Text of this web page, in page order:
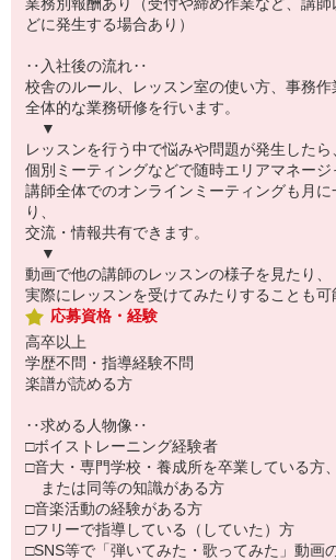
どに発生する場合あり）
‥入社後の流れ‥
校舎のルール、レッスン室の使い方、事務作
全体的な業務研修を行います。
▼
レッスンを行う中で悩みや問題が発生したら
個別ミーティングなどで随時エリアマネージ
講師全体でのオンラインミーティングも月に
り、
交流・情報共有できます。
▼
動画で他の講師のレッスンの様子を見たり、
実際にレッスンを受けてみたりすることも可
応募資格・経験
高卒以上
学歴不問・指導経験不問
楽譜が読める方
‥求める人物像‥
□ボイストレーニング経験者
□音大・専門学校・養成所を卒業している方、
または同等の知識がある方
□音楽活動の経験がある方
□フリーで指導している（していた）方
□SNS等で「弾いてみた・歌ってみた」動画